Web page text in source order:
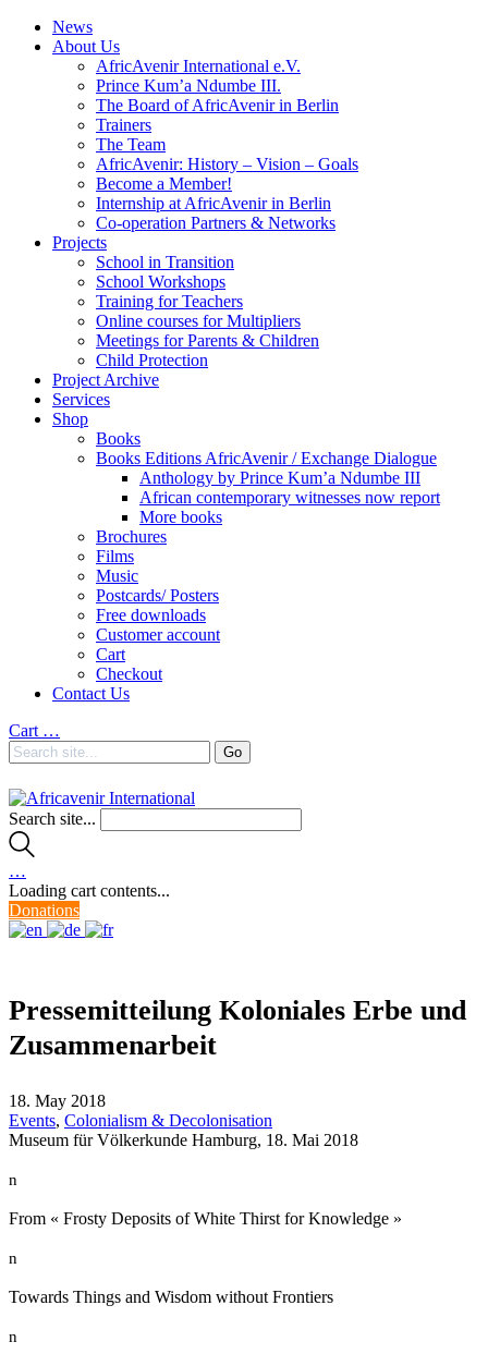
News
About Us
AfricAvenir International e.V.
Prince Kum’a Ndumbe III.
The Board of AfricAvenir in Berlin
Trainers
The Team
AfricAvenir: History – Vision – Goals
Become a Member!
Internship at AfricAvenir in Berlin
Co-operation Partners & Networks
Projects
School in Transition
School Workshops
Training for Teachers
Online courses for Multipliers
Meetings for Parents & Children
Child Protection
Project Archive
Services
Shop
Books
Books Editions AfricAvenir / Exchange Dialogue
Anthology by Prince Kum’a Ndumbe III
African contemporary witnesses now report
More books
Brochures
Films
Music
Postcards/ Posters
Free downloads
Customer account
Cart
Checkout
Contact Us
Cart …
Search site...
…
Loading cart contents...
Donations
Pressemitteilung Koloniales Erbe und
Zusammenarbeit
18. May 2018
Events, Colonialism & Decolonisation
Museum für Völkerkunde Hamburg, 18. Mai 2018
n
From « Frosty Deposits of White Thirst for Knowledge »
n
Towards Things and Wisdom without Frontiers
n